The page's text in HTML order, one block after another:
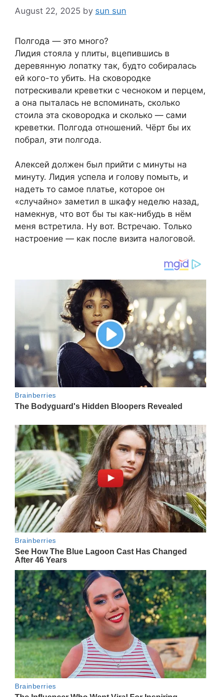
August 22, 2025 by sun sun
Полгода — это много?
Лидия стояла у плиты, вцепившись в
деревянную лопатку так, будто собиралась
ей кого-то убить. На сковородке
потрескивали креветки с чесноком и перцем,
а она пыталась не вспоминать, сколько
стоила эта сковородка и сколько — сами
креветки. Полгода отношений. Чёрт бы их
побрал, эти полгода.
Алексей должен был прийти с минуты на
минуту. Лидия успела и голову помыть, и
надеть то самое платье, которое он
«случайно» заметил в шкафу неделю назад,
намекнув, что вот бы ты как-нибудь в нём
меня встретила. Ну вот. Встречаю. Только
настроение — как после визита налоговой.